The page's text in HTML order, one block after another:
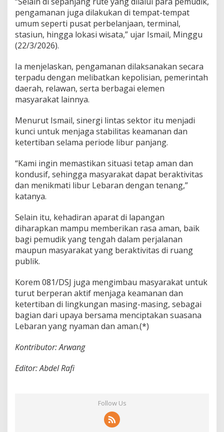
a
n
a
n
L
u
r
L
e
r
a
n
M
a
t
a
m
a
n
D
r
k
e
a
t
pengamanan juga dilakukan di tempat-tempat
umum seperti pusat perbelanjaan, terminal,
stasiun, hingga lokasi wisata,” ujar Ismail, Minggu
(22/3/2026).
Ia menjelaskan, pengamanan dilaksanakan secara
terpadu dengan melibatkan kepolisian, pemerintah
daerah, relawan, serta berbagai elemen
masyarakat lainnya.
Menurut Ismail, sinergi lintas sektor itu menjadi
kunci untuk menjaga stabilitas keamanan dan
ketertiban selama periode libur panjang.
“Kami ingin memastikan situasi tetap aman dan
kondusif, sehingga masyarakat dapat beraktivitas
dan menikmati libur Lebaran dengan tenang,”
katanya.
Selain itu, kehadiran aparat di lapangan
diharapkan mampu memberikan rasa aman, baik
bagi pemudik yang tengah dalam perjalanan
maupun masyarakat yang beraktivitas di ruang
publik.
Korem 081/DSJ juga mengimbau masyarakat untuk
turut berperan aktif menjaga keamanan dan
ketertiban di lingkungan masing-masing, sebagai
bagian dari upaya bersama menciptakan suasana
Lebaran yang nyaman dan aman.(*)
Kontributor: Arwang
Editor: Abdel Rafi
Follow Us